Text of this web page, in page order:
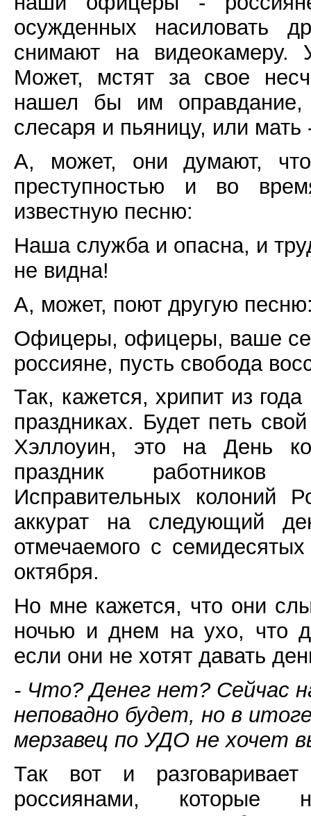
осужденных насиловать
снимают на видеокамеру.
Может, мстят за свое
нашел бы им оправдание,
слесаря и пьяницу, или
А, может, они думают,
преступностью и во
известную песню:
Наша служба и опасна, и
не видна!
А, может, поют другую
Офицеры, офицеры, ваше
россияне, пусть свобода
Так, кажется, хрипит из
праздниках. Будет петь
Хэллоуин, это на День
праздник
Исправительных колоний
аккурат на следующий
отмечаемого с
октября.
Но мне кажется, что они
ночью и днем на ухо, что
если они не хотят давать
- Что? Денег нет? Сейчас
неповадно будет, но в
мерзавец по УДО не хочет
Так вот и
россиянами, которые